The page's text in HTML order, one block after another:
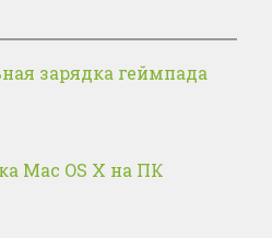
зарядка геймпада
Mac OS X на ПК